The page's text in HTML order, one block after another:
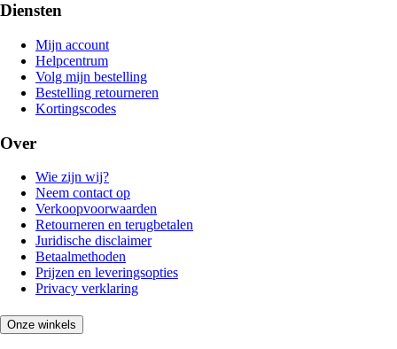
Diensten
Mijn account
Helpcentrum
Volg mijn bestelling
Bestelling retourneren
Kortingscodes
Over
Wie zijn wij?
Neem contact op
Verkoopvoorwaarden
Retourneren en terugbetalen
Juridische disclaimer
Betaalmethoden
Prijzen en leveringsopties
Privacy verklaring
Onze winkels